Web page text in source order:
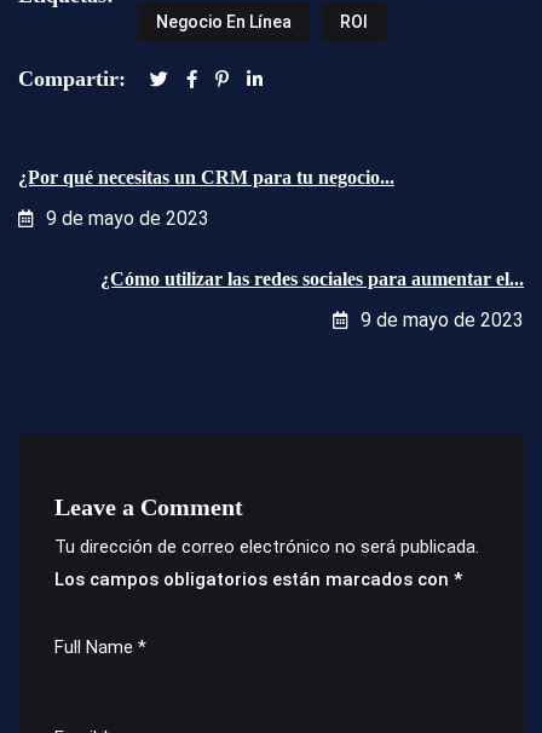
Negocio En Línea ROI
Compartir:
¿Por qué necesitas un CRM para tu negocio...
9 de mayo de 2023
¿Cómo utilizar las redes sociales para aumentar el...
9 de mayo de 2023
Leave a Comment
Tu dirección de correo electrónico no será publicada.
Los campos obligatorios están marcados con *